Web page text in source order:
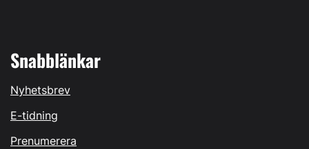
Snabblänkar
Nyhetsbrev
E-tidning
Prenumerera